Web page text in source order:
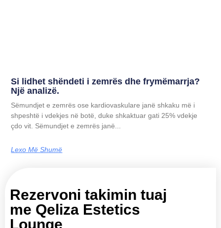
Si lidhet shëndeti i zemrës dhe frymëmarrja?
Një analizë.
Sëmundjet e zemrës ose kardiovaskulare janë shkaku më i
shpeshtë i vdekjes në botë, duke shkaktuar gati 25% vdekje
çdo vit. Sëmundjet e zemrës janë...
Lexo Më Shumë
Rezervoni takimin tuaj
me Qeliza Estetics
Lounge